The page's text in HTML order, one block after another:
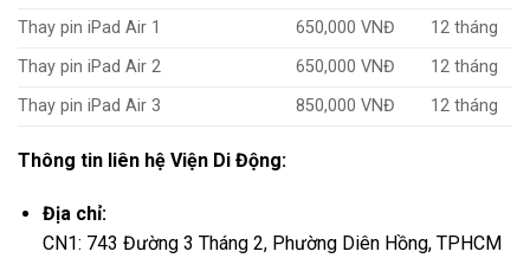
Thay pin iPad Air 1 650,000 VNĐ
12 tháng
Thay pin iPad Air 2
650,000 VNĐ
12 tháng
Thay pin iPad Air 3
850,000 VNĐ 12 tháng
Thông tin liên hệ Viện Di Động:
Địa chỉ:
CN1: 743 Đường 3 Tháng 2, Phường Diên Hồng, TPHCM